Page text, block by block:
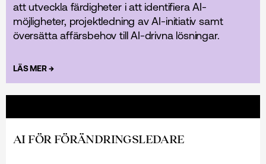
att utveckla färdigheter i att identifiera AI-
möjligheter, projektledning av AI-initiativ samt
översätta affärsbehov till AI-drivna lösningar.
LÄS MER→
AI FÖR FÖRÄNDRINGS­LEDARE